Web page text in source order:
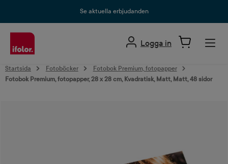
Se aktuella erbjudanden
Logga in
Startsida Fotoböcker
Fotobok Premium, fotopapper
Fotobok Premium, fotopapper, 28 x 28 cm, Kvadratisk, Matt, Matt, 48 sidor